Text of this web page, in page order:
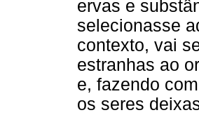
ervas e
selecionasse
contexto, vai
estranhas ao
e, fazendo
os seres